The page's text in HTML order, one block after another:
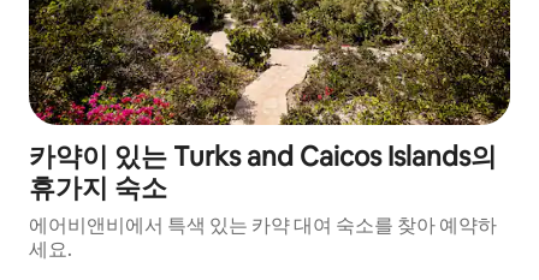
카약이 있는 Turks and Caicos Islands의
휴가지 숙소
에어비앤비에서 특색 있는 카약 대여 숙소를 찾아 예약하
세요.